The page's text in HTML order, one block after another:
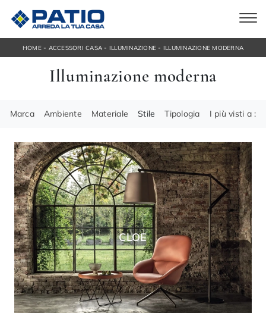
HOME- ACCESSORI CASA - ILLUMINAZIONE - ILLUMINAZIONE MODERNA
Illuminazione moderna
Marca Ambiente Materiale Stile Tipologia I più visti a :
CLOE